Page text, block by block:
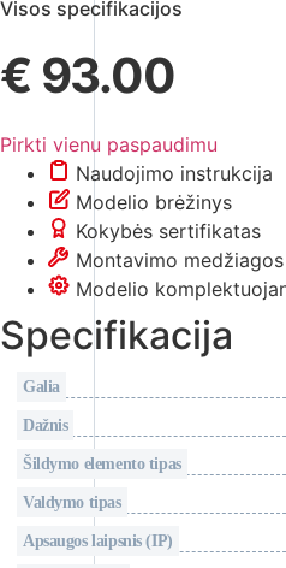
Visos specifikacijos
€ 93.00
Pirkti vienu paspaudimu
Naudojimo instrukcija
Modelio brėžinys
Kokybės sertifikatas
Montavimo medžiagos
Modelio
Specifikacija
Galia
Dažnis
Šildymo elemento tipas
Valdymo tipas
Apsaugos laipsnis (IP)